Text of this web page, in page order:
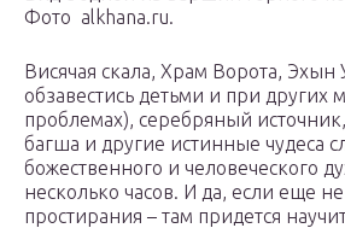
Фото alkhana.ru.
Висячая скала, Храм Ворота, Эхын
обзавестись детьми и при других
проблемах), серебряный
багша и другие истинные чудеса
божественного и человеческого
несколько часов. И да, если еще
простирания – там придется